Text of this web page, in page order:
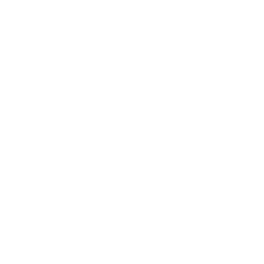
Arasa. Leia nossos conteúdos!
Arasa. Leia nossos conteúdos!